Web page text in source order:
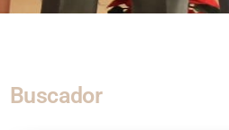
Buscador